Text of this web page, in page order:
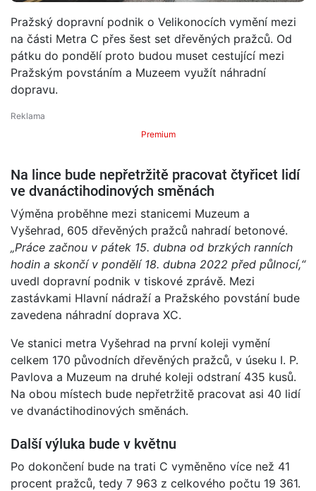
Pražský dopravní podnik o Velikonocích vymění mezi
na části Metra C přes šest set dřevěných pražců. Od
pátku do pondělí proto budou muset cestující mezi
Pražským povstáním a Muzeem využít náhradní
dopravu.
Premium
Na lince bude nepřetržitě pracovat čtyřicet lidí
ve dvanáctihodinových směnách
Výměna proběhne mezi stanicemi Muzeum a
Vyšehrad, 605 dřevěných pražců nahradí betonové.
„Práce začnou v pátek 15. dubna od brzkých ranních
hodin a skončí v pondělí 18. dubna 2022 před půlnocí,“
uvedl dopravní podnik v tiskové zprávě. Mezi
zastávkami Hlavní nádraží a Pražského povstání bude
zavedena náhradní doprava XC.
Ve stanici metra Vyšehrad na první koleji vymění
celkem 170 původních dřevěných pražců, v úseku I. P.
Pavlova a Muzeum na druhé koleji odstraní 435 kusů.
Na obou místech bude nepřetržitě pracovat asi 40 lidí
ve dvanáctihodinových směnách.
Další výluka bude v květnu
Po dokončení bude na trati C vyměněno více než 41
procent pražců, tedy 7 963 z celkového počtu 19 361.